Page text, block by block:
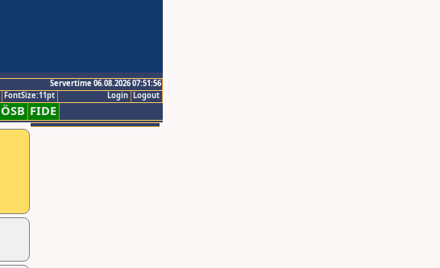
Servertime 06.08.2026 07:51:56
Logout
Login
FontSize:11pt
ÖSB FIDE